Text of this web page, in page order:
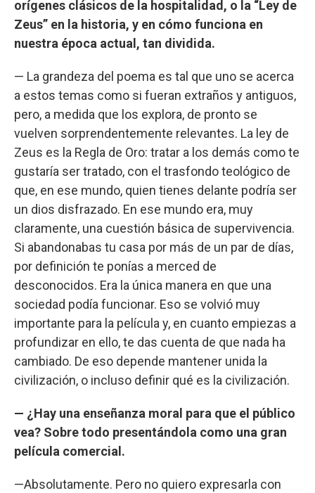
orígenes clásicos de la hospitalidad, o la “Ley de
Zeus” en la historia, y en cómo funciona en
nuestra época actual, tan dividida.
— La grandeza del poema es tal que uno se acerca
a estos temas como si fueran extraños y antiguos,
pero, a medida que los explora, de pronto se
vuelven sorprendentemente relevantes. La ley de
Zeus es la Regla de Oro: tratar a los demás como te
gustaría ser tratado, con el trasfondo teológico de
que, en ese mundo, quien tienes delante podría ser
un dios disfrazado. En ese mundo era, muy
claramente, una cuestión básica de supervivencia.
Si abandonabas tu casa por más de un par de días,
por definición te ponías a merced de
desconocidos. Era la única manera en que una
sociedad podía funcionar. Eso se volvió muy
importante para la película y, en cuanto empiezas a
profundizar en ello, te das cuenta de que nada ha
cambiado. De eso depende mantener unida la
civilización, o incluso definir qué es la civilización.
— ¿Hay una enseñanza moral para que el público
vea? Sobre todo presentándola como una gran
película comercial.
—Absolutamente. Pero no quiero expresarla con